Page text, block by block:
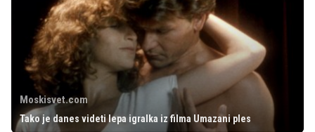
Moskisvet.com
Tako je danes videti lepa igralka iz filma Umazani ples